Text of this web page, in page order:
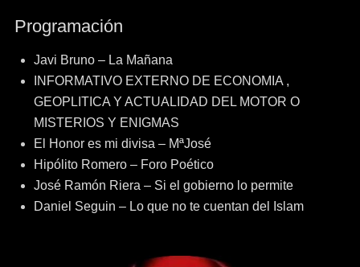
Programación
Javi Bruno – La Mañana
INFORMATIVO EXTERNO DE ECONOMIA ,
GEOPLITICA Y ACTUALIDAD DEL MOTOR O
MISTERIOS Y ENIGMAS
El Honor es mi divisa – MªJosé
Hipólito Romero – Foro Poético
José Ramón Riera – Si el gobierno lo permite
Daniel Seguin – Lo que no te cuentan del Islam